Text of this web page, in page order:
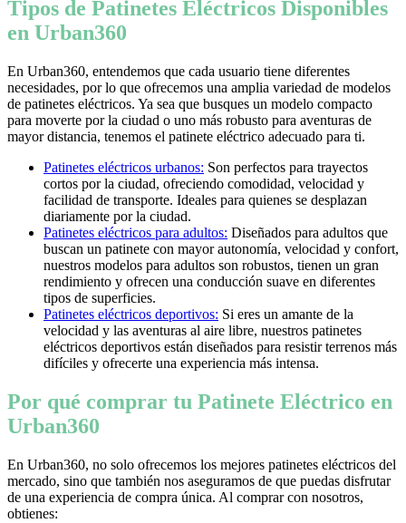
Tipos de Patinetes Eléctricos Disponibles
en Urban360
En Urban360, entendemos que cada usuario tiene diferentes
necesidades, por lo que ofrecemos una amplia variedad de modelos
de patinetes eléctricos. Ya sea que busques un modelo compacto
para moverte por la ciudad o uno más robusto para aventuras de
mayor distancia, tenemos el patinete eléctrico adecuado para ti.
Patinetes eléctricos urbanos: Son perfectos para trayectos
cortos por la ciudad, ofreciendo comodidad, velocidad y
facilidad de transporte. Ideales para quienes se desplazan
diariamente por la ciudad.
Patinetes eléctricos para adultos: Diseñados para adultos que
buscan un patinete con mayor autonomía, velocidad y confort,
nuestros modelos para adultos son robustos, tienen un gran
rendimiento y ofrecen una conducción suave en diferentes
tipos de superficies.
Patinetes eléctricos deportivos: Si eres un amante de la
velocidad y las aventuras al aire libre, nuestros patinetes
eléctricos deportivos están diseñados para resistir terrenos más
difíciles y ofrecerte una experiencia más intensa.
Por qué comprar tu Patinete Eléctrico en
Urban360
En Urban360, no solo ofrecemos los mejores patinetes eléctricos del
mercado, sino que también nos aseguramos de que puedas disfrutar
de una experiencia de compra única. Al comprar con nosotros,
obtienes: